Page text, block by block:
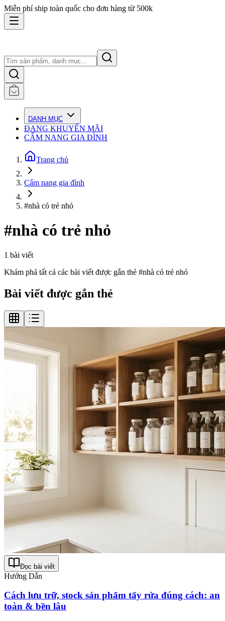
Miễn phí ship toàn quốc cho đơn hàng từ 500k
DANH MỤC
ĐANG KHUYẾN MÃI
CẨM NANG GIA ĐÌNH
Trang chủ
Cẩm nang gia đình
#nhà có trẻ nhỏ
#nhà có trẻ nhỏ
1 bài viết
Khám phá tất cả các bài viết được gắn thẻ #nhà có trẻ nhỏ
Bài viết được gắn thẻ
Đọc bài viết
Hướng Dẫn
Cách lưu trữ, stock sản phẩm tẩy rửa đúng cách: an
toàn & bền lâu